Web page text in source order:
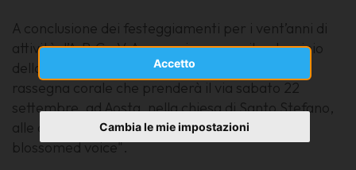
Accetto
Cambia le mie impostazioni
A conclusione dei festeggiamenti per i vent’anni di
attività, l’A.R.Co.V.A. organizza – con il patrocinio
della Presidenza del Consiglio regionale - una
rassegna corale che prenderà il via sabato 22
settembre, ad Aosta, nella chiesa di Santo Stefano,
alle ore 21 con il gruppo vocale torinese "The
blossomed voice".